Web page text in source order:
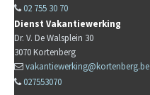
02 755 30 70
Dienst Vakantiewerking
Dr. V. De Walsplein 30
3070Kortenberg
vakantiewerking@kortenberg.be
027553070